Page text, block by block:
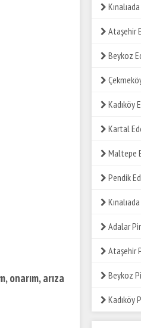
onarım, arıza
Ataşehir
Beykoz
Kadıköy
Kartal
Maltepe
Pendik
Adalar
Ataşehir
Beykoz
Kadıköy